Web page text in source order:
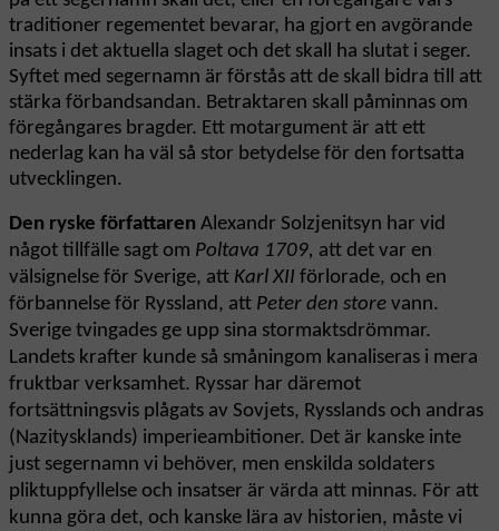
traditioner regementet bevarar, ha gjort en avgörande
insats i det aktuella slaget och det skall ha slutat i seger.
Syftet med segernamn är förstås att de skall bidra till att
stärka förbandsandan. Betraktaren skall påminnas om
föregångares bragder. Ett motargument är att ett
nederlag kan ha väl så stor betydelse för den fortsatta
utvecklingen.
Den ryske författaren Alexandr Solzjenitsyn har vid
något tillfälle sagt om Poltava 1709, att det var en
välsignelse för Sverige, att Karl XII förlorade, och en
förbannelse för Ryssland, att Peter den store vann.
Sverige tvingades ge upp sina stormaktsdrömmar.
Landets krafter kunde så småningom kanaliseras i mera
fruktbar verksamhet. Ryssar har däremot
fortsättningsvis plågats av Sovjets, Rysslands och andras
(Nazitysklands) imperieambitioner. Det är kanske inte
just segernamn vi behöver, men enskilda soldaters
pliktuppfyllelse och insatser är värda att minnas. För att
kunna göra det, och kanske lära av historien, måste vi